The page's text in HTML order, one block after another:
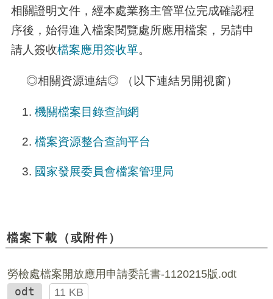
相關證明文件，經本處業務主管單位完成確認程
序後，始得進入檔案閱覽處所應用檔案，另請申
請人簽收檔案應用簽收單。
◎相關資源連結◎ （以下連結另開視窗）
機關檔案目錄查詢網
檔案資源整合查詢平台
國家發展委員會檔案管理局
檔案下載（或附件）
勞檢處檔案開放應用申請委託書-1120215版.odt
odt
11 KB